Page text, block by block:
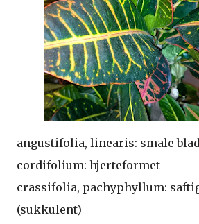
angustifolia, linearis: smale
cordifolium: hjerteformet
crassifolia, pachyphyllum:
(sukkulent)